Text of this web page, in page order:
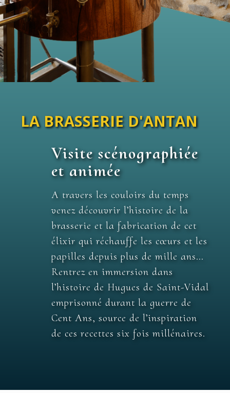
LA BRASSERIE D'ANTAN
Spectacle animé
À travers les couloirs du temps,
venez découvrir l’histoire de la
brasserie et la fabrication de cet
élixir qui réchauffe les cœurs et les
papilles depuis plus de mille ans…
Rentrez en immersion dans
l’histoire de Hugues de Saint-Vidal
de ces recettes six fois millénaires.
LA BRASSERIE D'ANTAN
Visite scénographiée
et animée
A travers les couloirs du temps
venez découvrir l’histoire de la
brasserie et la fabrication de cet
élixir qui réchauffe les cœurs et les
papilles depuis plus de mille ans…
Rentrez en immersion dans
l’histoire de Hugues de Saint-Vidal
emprisonné durant la guerre de
Cent Ans, source de l’inspiration
de ces recettes six fois millénaires.